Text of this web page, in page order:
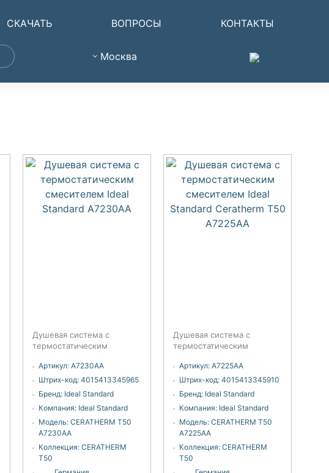
СКАЧАТЬ ВОПРОСЫ КОНТАКТЫ
Москва
Душевая система с
термостатическим
A7230AA
Артикул: A7230AA
Штрих-код: 4015413345965
Бренд: Ideal Standard
Компания: Ideal Standard
Модель: CERATHERM T50
A7230AA
Коллекция: CERATHERM
T50
Душевая система с
термостатическим
Ceratherm T50 A7225AA
Артикул: A7225AA
Штрих-код: 4015413345910
Бренд: Ideal Standard
Компания: Ideal Standard
Модель: CERATHERM T50
A7225AA
Коллекция: CERATHERM
T50